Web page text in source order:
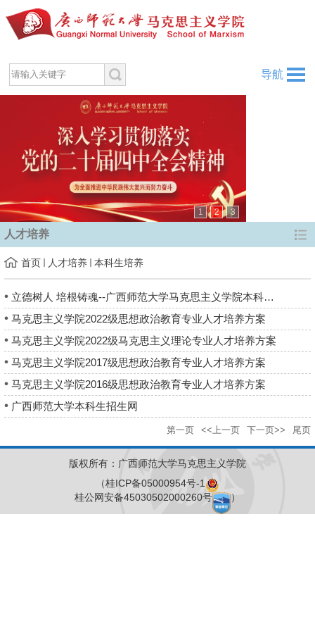
导航
1 2 3
人才培养
首页 人才培养 本科生培养
立德树人 培根铸魂--广西师范大学马克思主义学院本科招生宣传片
马克思主义学院2022级思想政治教育专业人才培养方案
马克思主义学院2022级马克思主义理论专业人才培养方案
马克思主义学院2017级思想政治教育专业人才培养方案
马克思主义学院2016级思想政治教育专业人才培养方案
广西师范大学本科生招生网
第一页 <<上一页 下一页>> 尾页
版权所有：广西师范大学马克思主义学院
（桂ICP备05000954号-1
桂公网安备45030502000260号
）